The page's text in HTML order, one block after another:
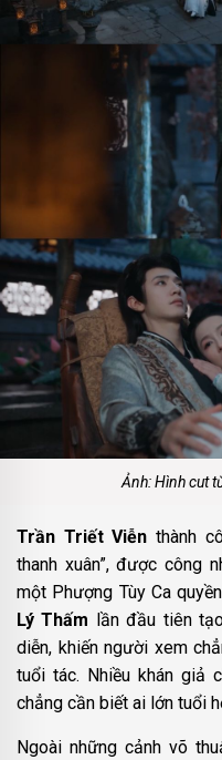
Ảnh: Hình cut
Trần Triết Viễn thành
thanh xuân”, được công
một Phượng Tùy Ca
Lý Thấm lần đầu tiên
diễn, khiến người xem
tuổi tác. Nhiều khán giả
chẳng cần biết ai lớn tuổi
Ngoài những cảnh võ